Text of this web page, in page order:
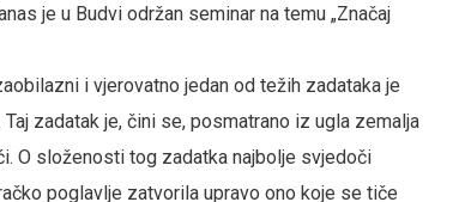
je u Budvi održan seminar na temu „Značaj
i vjerovatno jedan od težih zadataka je
zadatak je, čini se, posmatrano iz ugla zemalja
O složenosti tog zadatka najbolje svjedoči
poglavlje zatvorila upravo ono koje se tiče